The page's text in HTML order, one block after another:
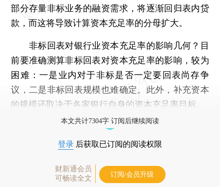
部分存量非标业务的融资需求，将逐渐回归表内贷
款，而这将导致计算资本充足率的分母扩大。
非标回表对银行业资本充足率的影响几何？目
前要准确测算非标回表对资本充足率的影响，较为
困难：一是业内对于非标是否一定要回表尚存争
议，二是非标回表规模也难确定。此外，补充资本
的规模还取决于各家银行自身的资本充足率目标。
本文共计7304字 订阅后继续阅读
登录 后获取已订阅的阅读权限
财新通会员
可畅读全文
订阅/会员升级